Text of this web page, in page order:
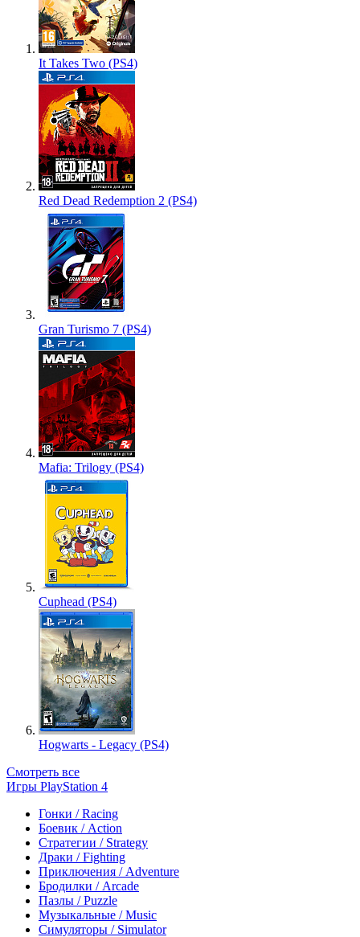
It Takes Two (PS4)
Red Dead Redemption 2 (PS4)
Gran Turismo 7 (PS4)
Mafia: Trilogy (PS4)
Cuphead (PS4)
Hogwarts - Legacy (PS4)
Смотреть все
Игры PlayStation 4
Гонки / Racing
Боевик / Action
Стратегии / Strategy
Драки / Fighting
Приключения / Adventure
Бродилки / Arcade
Пазлы / Puzzle
Музыкальные / Music
Симуляторы / Simulator